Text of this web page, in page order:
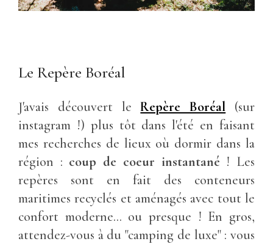
Le Repère Boréal
J'avais découvert leRepère Boréal (sur
instagram !) plus tôt dans l'été en faisant
mes recherches de lieux où dormir dans la
région : coup de coeur instantané ! Les
repères sont en fait des conteneurs
maritimes recyclés et aménagés avec tout le
confort moderne... ou presque ! En gros,
attendez-vous à du "camping de luxe" : vous